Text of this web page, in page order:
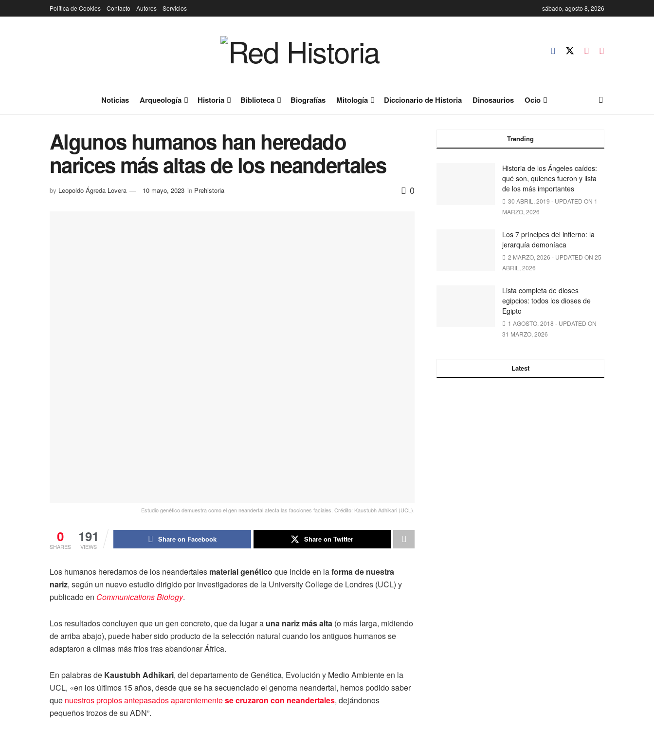
Política de Cookies Contacto Autores Servicios sábado, agosto 8, 2026
Noticias Arqueología Historia Biblioteca Biografías Mitología Diccionario de Historia Dinosaurios Ocio
Algunos humanos han heredado
narices más altas de los neandertales
by Leopoldo Ágreda Lovera 10 mayo, 2023 in Prehistoria 0
Estudio genético demuestra como el gen neandertal afecta las facciones faciales. Crédito: Kaustubh Adhikari (UCL).
0
SHARES
191
VIEWS
Share on Facebook Share on Twitter
Los humanos heredamos de los neandertales material genético que incide en laforma de nuestra
nariz, según un nuevo estudio dirigido por investigadores de la University College de Londres (UCL) y
publicado en Communications Biology.
Los resultados concluyen que un gen concreto, que da lugar a una nariz más alta (o más larga, midiendo
de arriba abajo), puede haber sido producto de la selección natural cuando los antiguos humanos se
adaptaron a climas más fríos tras abandonar África.
En palabras de Kaustubh Adhikari, del departamento de Genética, Evolución y Medio Ambiente en la
UCL, «en los últimos 15 años, desde que se ha secuenciado el genoma neandertal, hemos podido saber
que nuestros propios antepasados aparentementese cruzaron con neandertales, dejándonos
pequeños trozos de su ADN”.
Trending
Historia de los Ángeles caídos:
qué son, quienes fueron y lista
de los más importantes
30 ABRIL, 2019 - UPDATED ON 1
MARZO, 2026
Los 7 príncipes del infierno: la
jerarquía demoníaca
2 MARZO, 2026 - UPDATED ON 25
ABRIL, 2026
Lista completa de dioses
egipcios: todos los dioses de
Egipto
1 AGOSTO, 2018 - UPDATED ON
31 MARZO, 2026
Latest